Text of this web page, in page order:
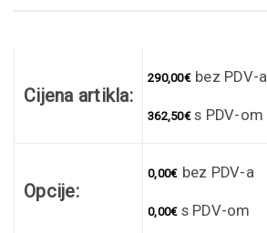
Cijena artikla:
290,00€ bez PDV-a
362,50€s PDV-om
Opcije:
0,00€ bez PDV-a
0,00€s PDV-om